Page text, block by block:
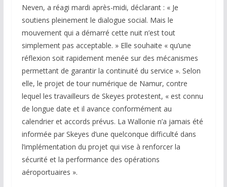
Neven, a réagi mardi après-midi, déclarant : « Je
soutiens pleinement le dialogue social. Mais le
mouvement qui a démarré cette nuit n’est tout
simplement pas acceptable. » Elle souhaite « qu’une
réflexion soit rapidement menée sur des mécanismes
permettant de garantir la continuité du service ». Selon
elle, le projet de tour numérique de Namur, contre
lequel les travailleurs de Skeyes protestent, « est connu
de longue date et il avance conformément au
calendrier et accords prévus. La Wallonie n’a jamais été
informée par Skeyes d’une quelconque difficulté dans
l’implémentation du projet qui vise à renforcer la
sécurité et la performance des opérations
aéroportuaires ».